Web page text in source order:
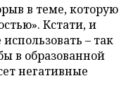
в теме, которую
Кстати, и
– так
в образованной
негативные